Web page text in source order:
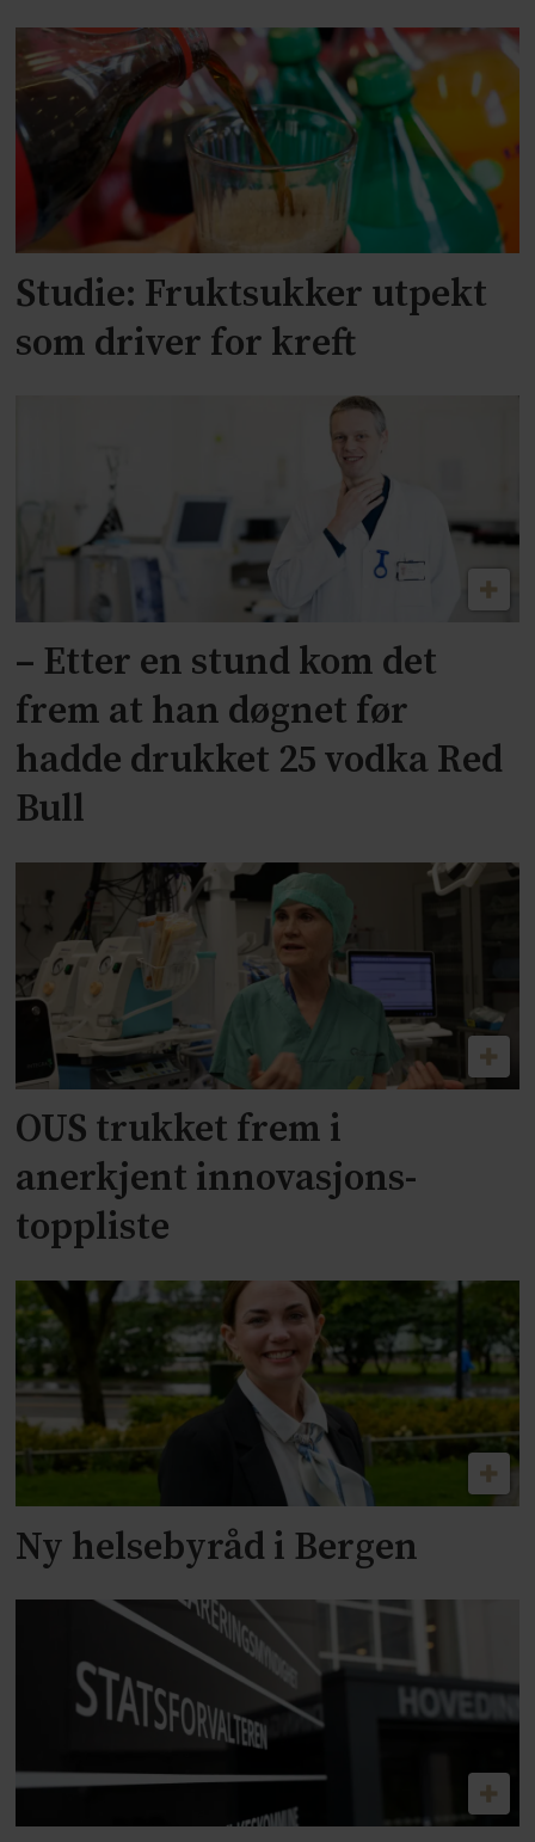
Studie: Fruktsukker utpekt
som driver for kreft
– Etter en stund kom det
frem at han døgnet før
hadde drukket 25 vodka Red
Bull
OUS trukket frem i
anerkjent innovasjons-
toppliste
Ny helsebyråd i Bergen